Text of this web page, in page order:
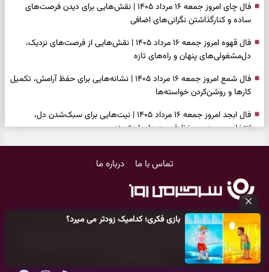
بازی فکری؛ کدامیک زودتر می میرد؟
فال چای امروز جمعه ۱۶ مرداد ۱۴۰۵ | نقش‌هایی برای دیدن فرصت‌های
ساده و کنارگذاشتن نگرانی‌های اضافی
فال قهوه امروز جمعه ۱۶ مرداد ۱۴۰۵ | نقش‌هایی از فرصت‌های نزدیک،
دل‌مشغولی‌های پنهان و راه‌های تازه
فال شمع امروز جمعه ۱۶ مرداد ۱۴۰۵ | نشانه‌هایی برای حفظ آرامش، تکمیل
کارها و روشن‌کردن خواسته‌ها
فال ابجد امروز جمعه ۱۶ مرداد ۱۴۰۵ | نیت‌هایی برای سبک‌شدن دل،
انتخاب درست و حفظ فرصت‌های ارزشمند
شنیدن ندای درون و حرکت در زمان مناسب
دیدن ارزش مسیرهای آرام
وقتی همه راه‌ها بسته شد، این دعای گشایش را بخوانید؛ ذکر معتبر برای
آسان شدن فوری کارهای سخت
تماس با ما درباره ما
کلیه حقوق مادی و معنوی این سایت متعلق بهپایگاه خبری سرگرمی روز
می‌باشد و هر گونه کپی‌برداری توسط دیگر سایت‌ها